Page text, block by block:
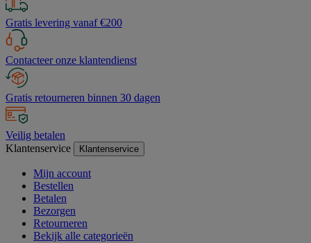
Gratis levering vanaf €200
Contacteer onze klantendienst
Gratis retourneren binnen 30 dagen
Veilig betalen
Klantenservice
Klantenservice
Mijn account
Bestellen
Betalen
Bezorgen
Retourneren
Bekijk alle categorieën